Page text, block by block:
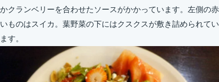
かクランベリーを合わせたソースがかかっています。左側の赤
いものはスイカ。葉野菜の下にはクスクスが敷き詰められてい
ます。